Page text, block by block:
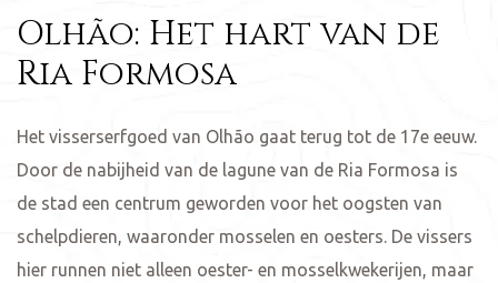
Olhão: Het hart van de
Ria Formosa
Het visserserfgoed van Olhão gaat terug tot de 17e eeuw.
Door de nabijheid van de lagune van de Ria Formosa is
de stad een centrum geworden voor het oogsten van
schelpdieren, waaronder mosselen en oesters. De vissers
hier runnen niet alleen oester- en mosselkwekerijen, maar